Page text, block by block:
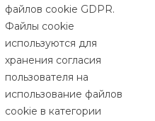
файлов cookie GDPR.
Файлы cookie
используются для
хранения согласия
пользователя на
использование файлов
cookie в категории